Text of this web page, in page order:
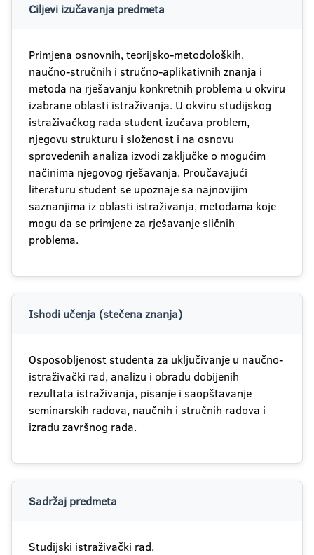
Ciljevi izučavanja predmeta
Primjena osnovnih, teorijsko-metodoloških,
naučno-stručnih i stručno-aplikativnih znanja i
metoda na rješavanju konkretnih problema u okviru
izabrane oblasti istraživanja. U okviru studijskog
istraživačkog rada student izučava problem,
njegovu strukturu i složenost i na osnovu
sprovedenih analiza izvodi zaključke o mogućim
načinima njegovog rješavanja. Proučavajući
literaturu student se upoznaje sa najnovijim
saznanjima iz oblasti istraživanja, metodama koje
mogu da se primjene za rješavanje sličnih
problema.
Ishodi učenja (stečena znanja)
Osposobljenost studenta za uključivanje u naučno-
istraživački rad, analizu i obradu dobijenih
rezultata istraživanja, pisanje i saopštavanje
seminarskih radova, naučnih i stručnih radova i
izradu završnog rada.
Sadržaj predmeta
Studijski istraživački rad.